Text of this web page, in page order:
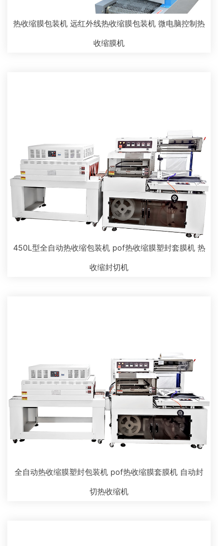
热收缩膜包装机 远红外线热收缩膜包装机 微电脑控制热
收缩膜机
450L型全自动热收缩包装机 pof热收缩膜塑封套膜机 热
收缩封切机
全自动热收缩膜塑封包装机 pof热收缩膜套膜机 自动封
切热收缩机